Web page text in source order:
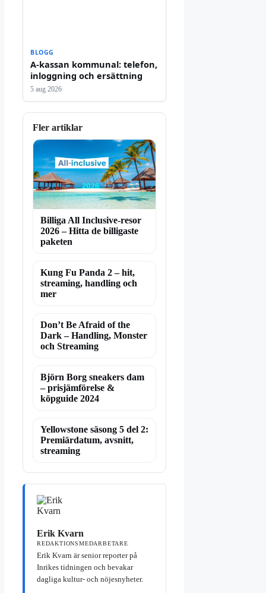
BLOGG
A-kassan kommunal: telefon,
inloggning och ersättning
5 aug 2026
Fler artiklar
Billiga All Inclusive-resor
2026 – Hitta de billigaste
paketen
Kung Fu Panda 2 – hit,
streaming, handling och
mer
Don’t Be Afraid of the
Dark – Handling, Monster
och Streaming
Björn Borg sneakers dam
– prisjämförelse &
köpguide 2024
Yellowstone säsong 5 del 2:
Premiärdatum, avsnitt,
streaming
Erik Kvarn
REDAKTIONSMEDARBETARE
Erik Kvarn är senior reporter på
Inrikes tidningen och bevakar
dagliga kultur- och nöjesnyheter.